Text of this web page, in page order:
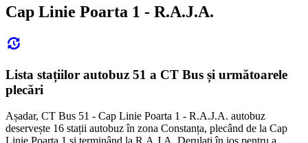
Cap Linie Poarta 1 - R.A.J.A.
Lista stațiilor autobuz 51 a CT Bus și următoarele
plecări
Așadar, CT Bus 51 - Cap Linie Poarta 1 - R.A.J.A. autobuz
deservește 16 stații autobuz în zona Constanța, plecând de la Cap